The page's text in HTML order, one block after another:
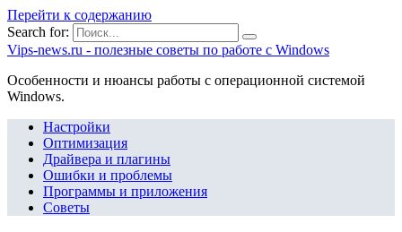
Перейти к содержанию
Search for:
Vips-news.ru - полезные советы по работе с Windows
Особенности и нюансы работы с операционной системой
Windows.
Настройки
Оптимизация
Драйвера и плагины
Ошибки и проблемы
Программы и приложения
Советы